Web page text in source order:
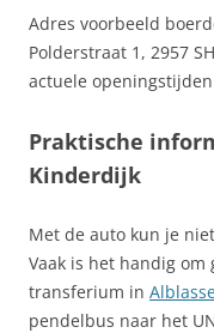
Adres voorbeeld
Polderstraat 1, 2957 SH
actuele
Praktische
Kinderdijk
Met de auto kun je
Vaak is het handig
transferium in
pendelbus naar het